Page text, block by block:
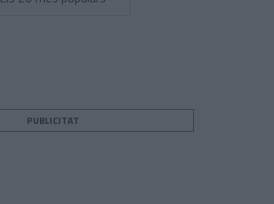
PUBLICITAT